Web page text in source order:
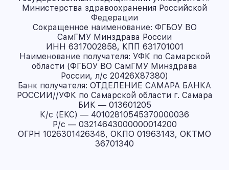
Министерства здравоохранения Российской
Федерации
Сокращенное наименование: ФГБОУ ВО
СамГМУ Минздрава России
ИНН 6317002858, КПП 631701001
Наименование получателя: УФК по Самарской
области (ФГБОУ ВО СамГМУ Минздрава
России, л/с 20426X87380)
Банк получателя: ОТДЕЛЕНИЕ САМАРА БАНКА
РОССИИ//УФК по Самарской области г. Самара
БИК — 013601205
К/с (ЕКС) — 40102810545370000036
Р/с — 03214643000000014200
ОГРН 1026301426348, ОКПО 01963143, ОКТМО
36701340